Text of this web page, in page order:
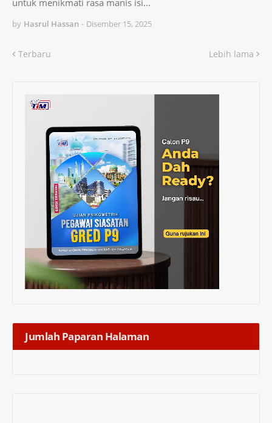
untuk menikmati rasa manis isi…
by Hasrul Hassan - Disember 15, 2025
Terbaru Lebih lama
Jumlah Paparan Halaman